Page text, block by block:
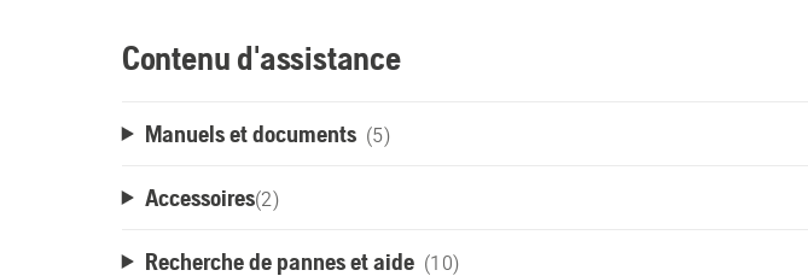
Contenu d'assistance
Manuels et documents (5)
Accessoires(2)
Recherche de pannes et aide (10)